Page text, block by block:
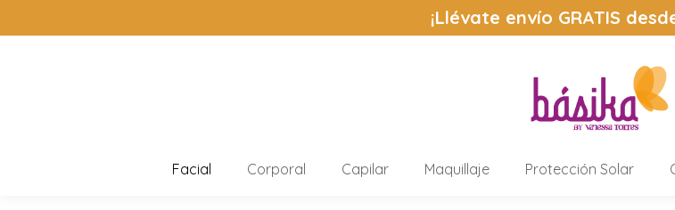
¡Llévate envío GRATIS
Facial Corporal Capilar Maquillaje Protección Solar